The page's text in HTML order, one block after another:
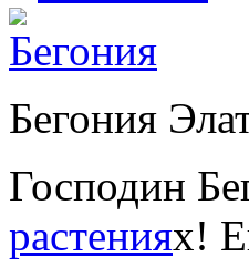
Бегония
Господин
растениях!